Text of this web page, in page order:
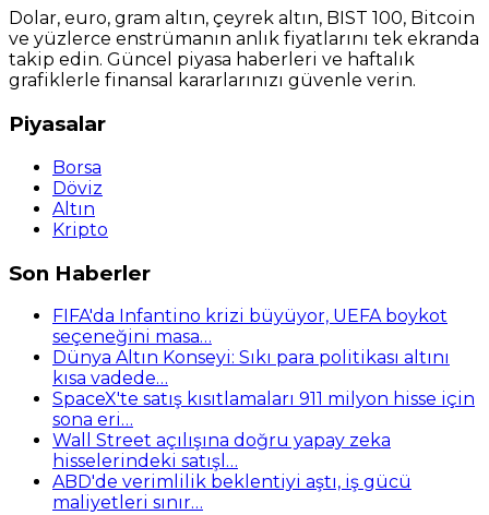
Dolar, euro, gram altın, çeyrek altın, BIST 100, Bitcoin
ve yüzlerce enstrümanın anlık fiyatlarını tek ekranda
takip edin. Güncel piyasa haberleri ve haftalık
grafiklerle finansal kararlarınızı güvenle verin.
Piyasalar
Borsa
Döviz
Altın
Kripto
Son Haberler
FIFA'da Infantino krizi büyüyor, UEFA boykot
seçeneğini masa…
Dünya Altın Konseyi: Sıkı para politikası altını
kısa vadede…
SpaceX'te satış kısıtlamaları 911 milyon hisse için
sona eri…
Wall Street açılışına doğru yapay zeka
hisselerindeki satışl…
ABD'de verimlilik beklentiyi aştı, iş gücü
maliyetleri sınır…